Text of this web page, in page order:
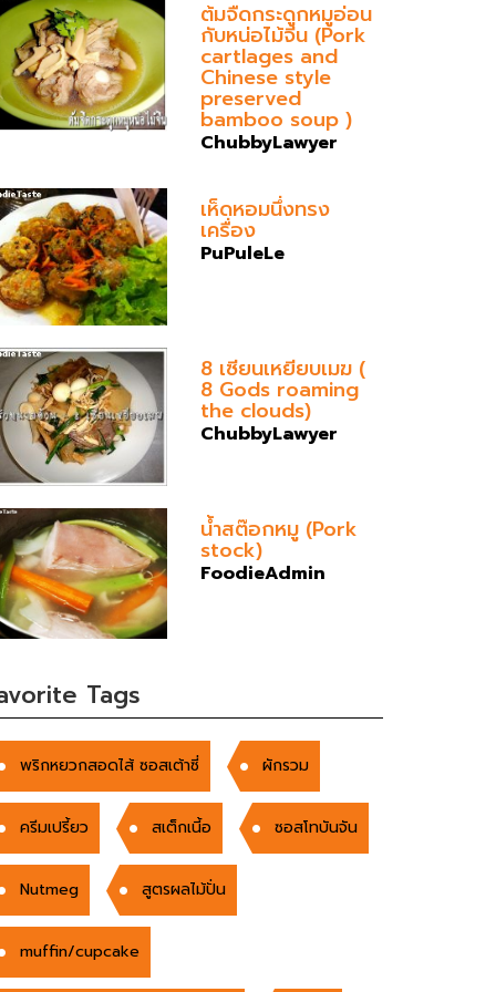
ต้มจืดกระดูกหมูอ่อน
กับหน่อไม้จีน (Pork
cartlages and
Chinese style
preserved
bamboo soup )
ChubbyLawyer
เห็ดหอมนึ่งทรง
เครื่อง
PuPuleLe
8 เซียนเหยียบเมฆ (
8 Gods roaming
the clouds)
ChubbyLawyer
น้ำสต๊อกหมู (Pork
stock)
FoodieAdmin
Tags
พริกหยวกสอดไส้ ซอสเต้าซี่ ผักรวม
ครีมเปรี้ยว สเต็กเนี้อ ซอสโทบันจัน
Nutmeg สูตรผลไม้ปั่น
muffin/cupcake